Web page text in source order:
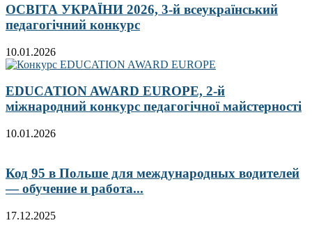
ОСВІТА УКРАЇНИ 2026, 3-й всеукраїнський
педагогічний конкурс
10.01.2026
EDUCATION AWARD EUROPE, 2-й
міжнародний конкурс педагогічної майстерності
10.01.2026
Код 95 в Польше для международных водителей
— обучение и работа...
17.12.2025